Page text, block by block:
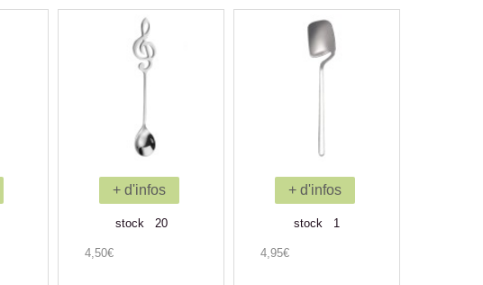
+ d'infos
stock 20
4,50€
+ d'infos
stock 1
4,95€